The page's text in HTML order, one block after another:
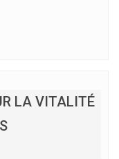
LA VITALITÉ